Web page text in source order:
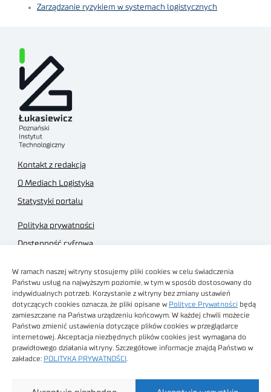
W ramach naszej witryny stosujemy pliki cookies w celu świadczenia
Państwu usług na najwyższym poziomie, w tym w sposób dostosowany do
indywidualnych potrzeb. Korzystanie z witryny bez zmiany ustawień
dotyczących cookies oznacza, że pliki opisane w Polityce Prywatności będą
zamieszczane na Państwa urządzeniu końcowym. W każdej chwili możecie
Państwo zmienić ustawienia dotyczące plików cookies w przeglądarce
internetowej. Akceptacja niezbędnych plików cookies jest wymagana do
prawidłowego działania witryny. Szczegółowe informacje znajdą Państwo w
zakładce: POLITYKA PRYWATNOŚCI
Zarządzanie ryzykiem w systemach logistycznych
Kontakt z redakcją
O Mediach Logistyka
Statystyki portalu
Polityka prywatności
Dostępność cyfrowa
Regulamin sklepu
Obrazy stockowe
autorstwa